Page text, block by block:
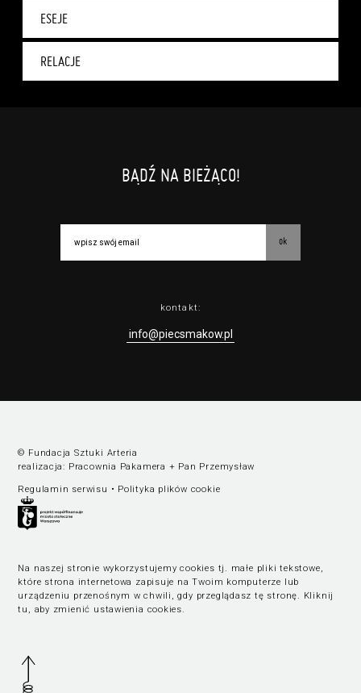
ESEJE
RELACJE
BĄDŹ NA BIEŻĄCO!
ok
kontakt:
info@piecsmakow.pl
© Fundacja Sztuki Arteria
realizacja: Pracownia Pakamera + Pan Przemysław
Regulamin serwisu • Polityka plików cookie
Na naszej stronie wykorzystujemy cookies tj. małe pliki tekstowe,
które strona internetowa zapisuje na Twoim komputerze lub
urządzeniu przenośnym w chwili, gdy przeglądasz tę stronę. Kliknij
tu, aby zmienić ustawienia cookies.